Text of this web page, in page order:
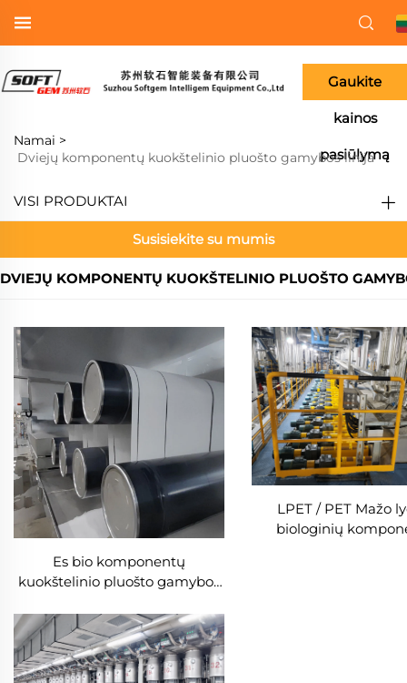
Gaukite
kainos
pasiūlymą
Namai >
Dviejų komponentų kuokštelinio pluošto gamybos linija
VISI PRODUKTAI
Susisiekite su mumis
DVIEJŲ KOMPONENTŲ KUOKŠTELINIO PLUOŠTO
Es bio komponentų
kuokštelinio pluošto gamybos
LPET / PET Mažo
biologinių